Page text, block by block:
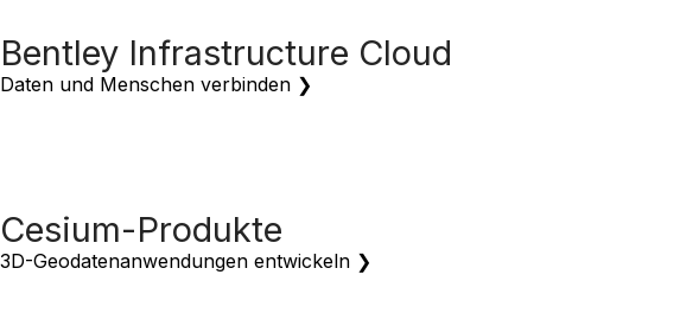
Bentley Infrastructure Cloud
Daten und Menschen verbinden ❯
Cesium-Produkte
3D-Geodatenanwendungen entwickeln ❯